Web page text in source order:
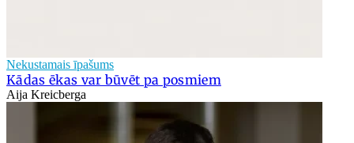
Nekustamais īpašums
Kādas ēkas var būvēt pa posmiem
Aija Kreicberga